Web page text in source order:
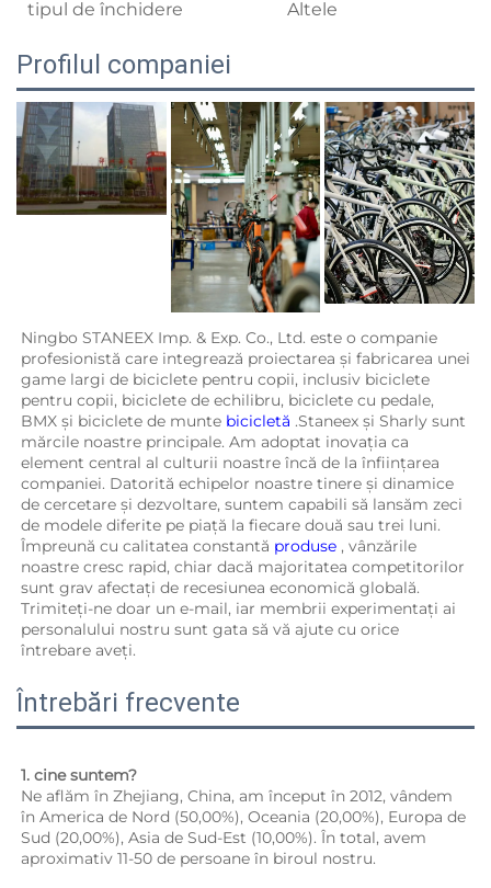
tipul de închidere Altele
Profilul companiei
Ningbo STANEEX Imp. & Exp. Co., Ltd. este o companie
profesionistă care integrează proiectarea și fabricarea unei
game largi de biciclete pentru copii, inclusiv biciclete
pentru copii, biciclete de echilibru, biciclete cu pedale,
BMX și biciclete de munte bicicletă .Staneex și Sharly sunt
mărcile noastre principale. Am adoptat inovația ca
element central al culturii noastre încă de la înființarea
companiei. Datorită echipelor noastre tinere și dinamice
de cercetare și dezvoltare, suntem capabili să lansăm zeci
de modele diferite pe piață la fiecare două sau trei luni.
Împreună cu calitatea constantă produse , vânzările
noastre cresc rapid, chiar dacă majoritatea competitorilor
sunt grav afectați de recesiunea economică globală.
Trimiteți-ne doar un e-mail, iar membrii experimentați ai
personalului nostru sunt gata să vă ajute cu orice
întrebare aveți.
Întrebări frecvente
1. cine suntem?
Ne aflăm în Zhejiang, China, am început în 2012, vândem
în America de Nord (50,00%), Oceania (20,00%), Europa de
Sud (20,00%), Asia de Sud-Est (10,00%). În total, avem
aproximativ 11-50 de persoane în biroul nostru.